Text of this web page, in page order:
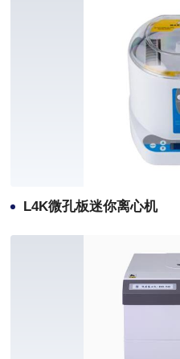
L4K微孔板迷你离心机